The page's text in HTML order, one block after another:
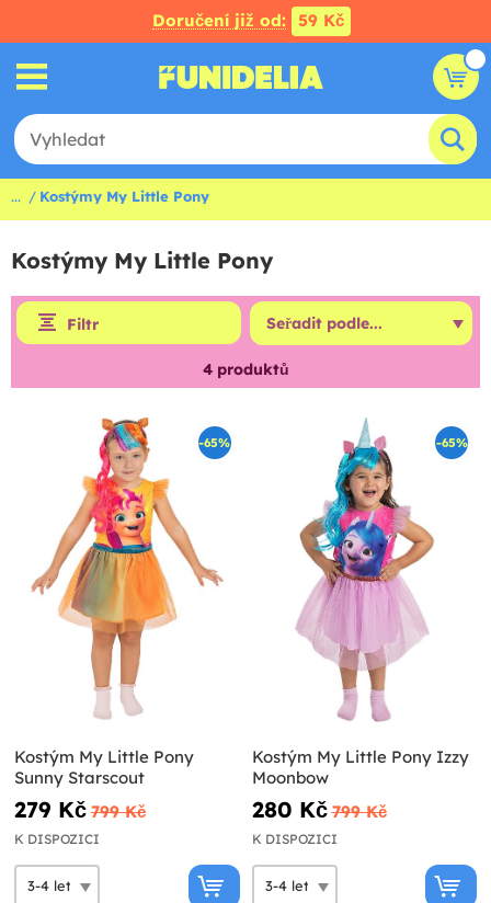
Doručení již od: 59 Kč
... Kostýmy My Little Pony
Kostýmy My Little Pony
Filtr
4produktů
-65%
Kostým My Little Pony
Sunny Starscout
279 Kč 799 Kč
K DISPOZICI
-65%
Kostým My Little Pony Izzy
Moonbow
280 Kč 799 Kč
K DISPOZICI